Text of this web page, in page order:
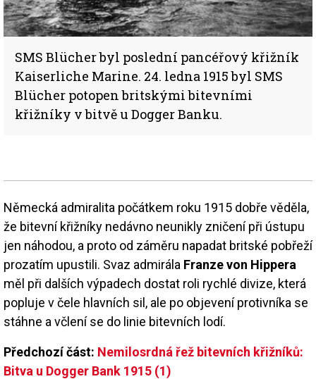
SMS Blücher byl poslední pancéřový křižník
Kaiserliche Marine. 24. ledna 1915 byl SMS
Blücher potopen britskými bitevními
křižníky v bitvě u Dogger Banku.
Německá admiralita počátkem roku 1915 dobře věděla,
že bitevní křižníky nedávno neunikly zničení při ústupu
jen náhodou, a proto od záměru napadat britské pobřeží
prozatím upustili. Svaz admirála Franze von Hippera
měl při dalších výpadech dostat roli rychlé divize, která
popluje v čele hlavních sil, ale po objevení protivníka se
stáhne a včlení se do linie bitevních lodí.
Předchozí část: Nemilosrdná řež bitevních křižníků:
Bitva u Dogger Bank 1915 (1)